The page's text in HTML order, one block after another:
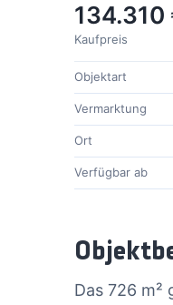
134.310
Kaufpreis
Objektart
Vermarktung
Ort
Verfügbar ab
Das 726